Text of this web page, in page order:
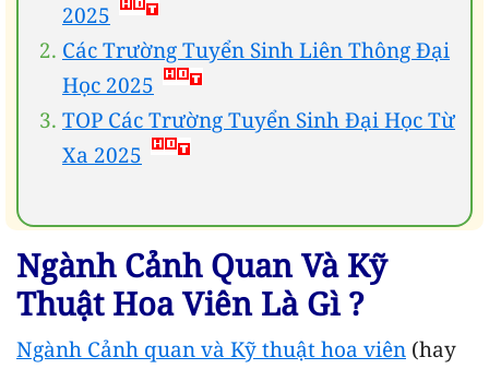
2025
Các Trường Tuyển Sinh Liên Thông Đại
Học 2025
TOP Các Trường Tuyển Sinh Đại Học Từ
Xa 2025
Ngành Cảnh Quan Và Kỹ
Thuật Hoa Viên Là Gì ?
Ngành Cảnh quan và Kỹ thuật hoa viên (hay